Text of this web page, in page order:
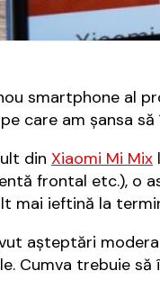
smartphone al
care am şansa
din Xiaomi Mi Mix
frontal etc.), o
mai ieftină la
aşteptări
Cumva trebuie